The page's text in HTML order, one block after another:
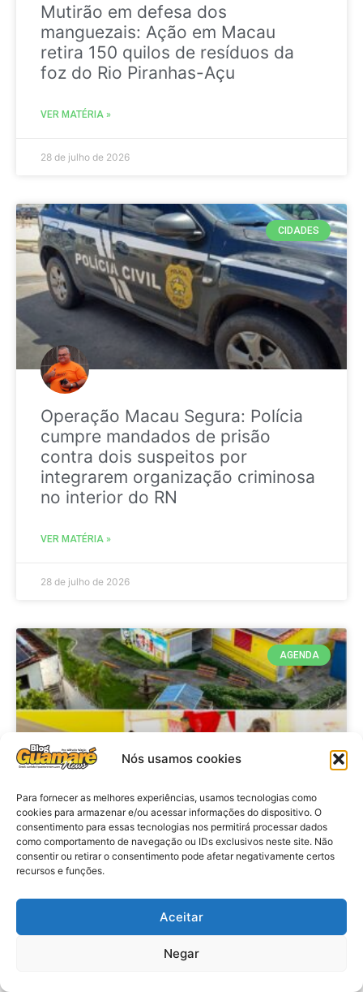
Nós usamos cookies
Para fornecer as melhores experiências, usamos tecnologias como
cookies para armazenar e/ou acessar informações do dispositivo. O
consentimento para essas tecnologias nos permitirá processar dados
como comportamento de navegação ou IDs exclusivos neste site. Não
consentir ou retirar o consentimento pode afetar negativamente certos
recursos e funções.
Aceitar
Negar
Mutirão em defesa dos
manguezais: Ação em Macau
retira 150 quilos de resíduos da
foz do Rio Piranhas-Açu
VER MATÉRIA »
28 de julho de 2026
CIDADES
Operação Macau Segura: Polícia
cumpre mandados de prisão
contra dois suspeitos por
integrarem organização criminosa
no interior do RN
VER MATÉRIA »
28 de julho de 2026
AGENDA
Agenda: 10ª Mostra Pedagógica
da Casa Durval Paiva acontecerá
nesta quarta-feira (29)